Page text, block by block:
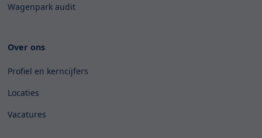
Wagenpark audit
Over ons
Profiel en kerncijfers
Locaties
Vacatures